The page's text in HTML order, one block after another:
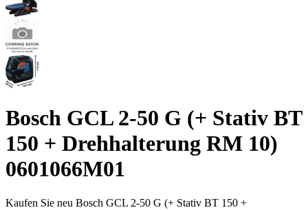
Bosch GCL 2-50 G (+ Stativ BT
150 + Drehhalterung RM 10)
0601066M01
Kaufen Sie neu Bosch GCL 2-50 G (+ Stativ BT 150 +